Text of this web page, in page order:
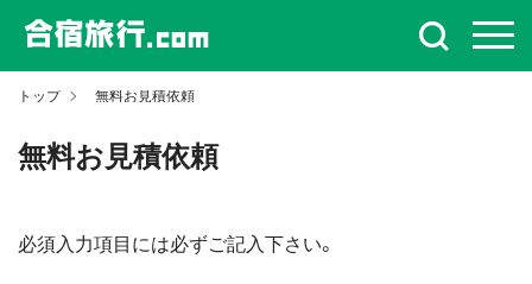
トップ 無料お見積依頼
無料お見積依頼
必須入力項目には必ずご記入下さい。